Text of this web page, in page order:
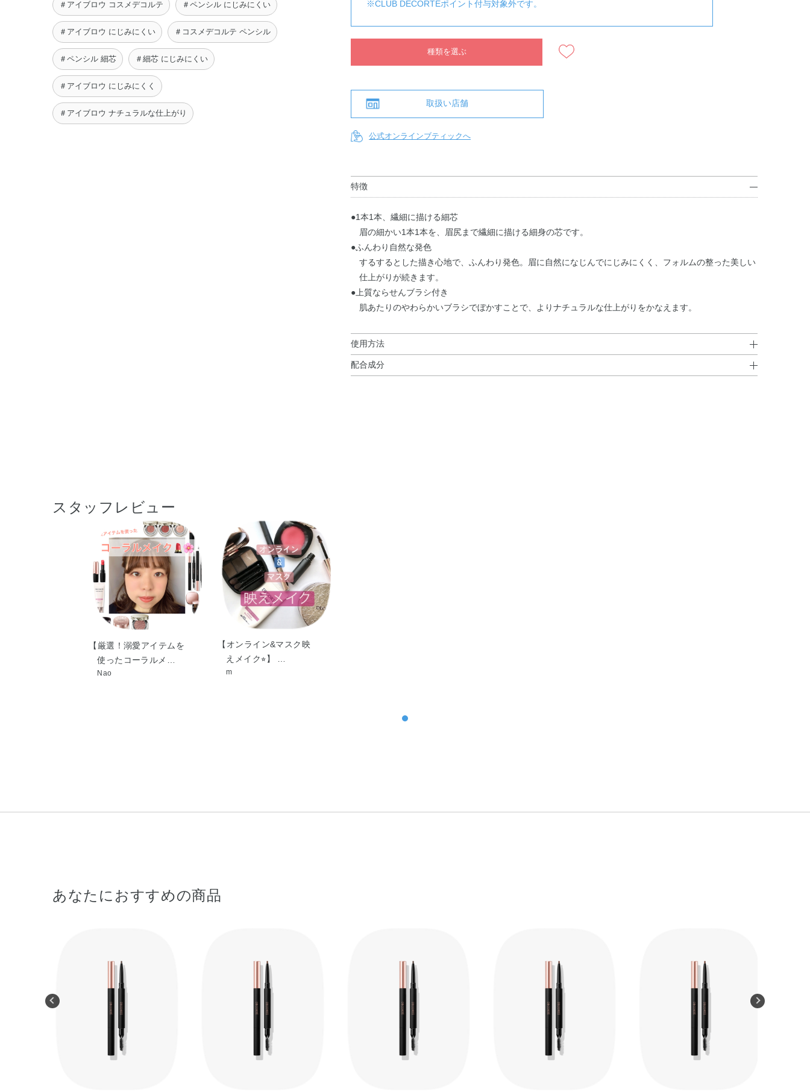
＃アイブロウ コスメデコルテ ＃ペンシル にじみにくい
＃アイブロウ にじみにくい ＃コスメデコルテ ペンシル
＃ペンシル 細芯 ＃細芯 にじみにくい
＃アイブロウ にじみにくく
＃アイブロウ ナチュラルな仕上がり
※CLUB DECORTÉポイント付与対象外です。
種類を選ぶ
取扱い店舗
公式オンラインブティックへ
特徴
●1本1本、繊細に描ける細芯
眉の細かい1本1本を、眉尻まで繊細に描ける細身の芯です。
●ふんわり自然な発色
するするとした描き心地で、ふんわり発色。眉に自然になじんでにじみにくく、フォルムの整った美しい
仕上がりが続きます。
●上質ならせんブラシ付き
肌あたりのやわらかいブラシでぼかすことで、よりナチュラルな仕上がりをかなえます。
使用方法
使用方法
配合成分
スタッフレビュー
【厳選！溺愛アイテムを
使ったコーラルメ…
Nao
【オンライン&マスク映
えメイク⭐︎】 …
m
あなたにおすすめの商品